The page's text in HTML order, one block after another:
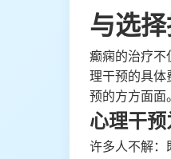
与选
癫痫的治疗不
理干预的具体
预的方方面面
心理干预
许多人不解：